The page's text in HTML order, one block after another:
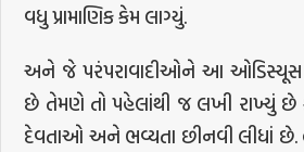
વધુ પ્રામાણિક કેમ લાગ્યું.
અને જે પરંપરાવાદીઓને આ ઓડિસ્યૂસ
છે તેમણે તો પહેલાંથી જ લખી રાખ્યું છે
દેવતાઓ અને ભવ્યતા છીનવી લીધાં